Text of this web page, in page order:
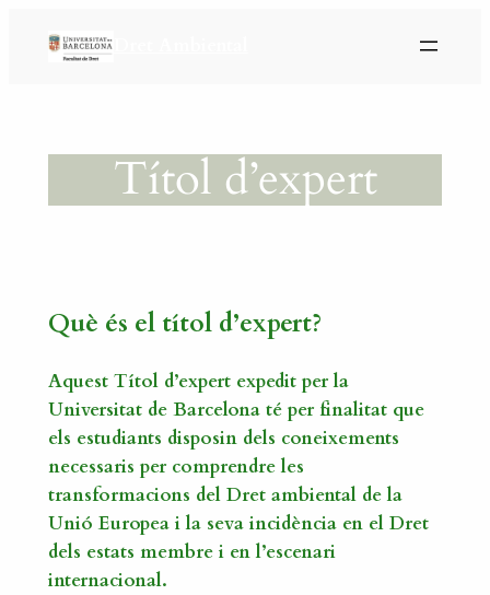
Títol d’expert
Què és el títol d’expert?
Aquest Títol d’expert expedit per la
Universitat de Barcelona té per finalitat que
els estudiants disposin dels coneixements
necessaris per comprendre les
transformacions del Dret ambiental de la
Unió Europea i la seva incidència en el Dret
dels estats membre i en l’escenari
internacional.